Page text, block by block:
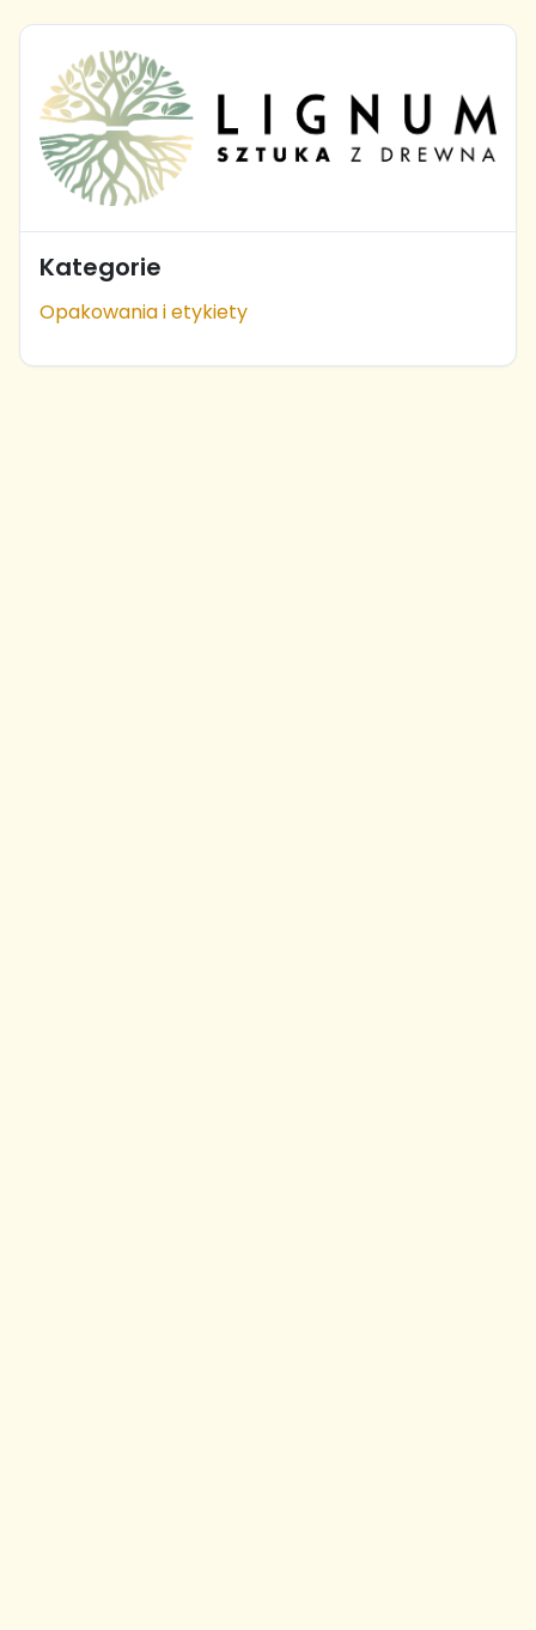
Kategorie
Opakowania i etykiety